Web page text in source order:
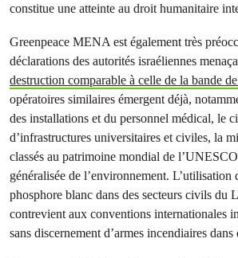
constitue une atteinte au droit humanitaire
Greenpeace MENA est également très
déclarations des autorités israéliennes
destruction comparable à celle de la bande
opératoires similaires émergent déjà,
des installations et du personnel médical, le
d’infrastructures universitaires et civiles, la
classés au patrimoine mondial de
généralisée de l’environnement. L’utilisation
phosphore blanc dans des secteurs civils du
contrevient aux conventions internationales
sans discernement d’armes incendiaires dans